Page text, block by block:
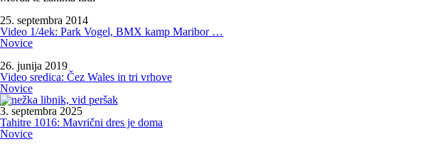
25. septembra 2014
Video 1/4ek: Park Vogel, BMX kamp Maribor …
Novice
26. junija 2019
Video sredica: Čez Wales in tri vrhove
Novice
3. septembra 2025
Tahitre 1016: Mavrični dres je doma
Novice